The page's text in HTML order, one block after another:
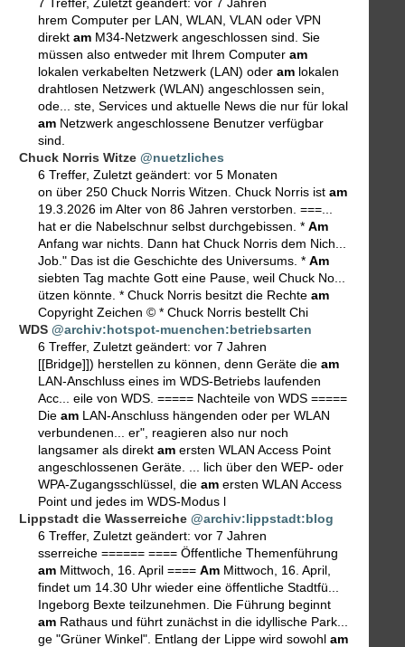
hrem Computer per LAN, WLAN, VLAN oder VPN
direkt am M34-Netzwerk angeschlossen sind. Sie
müssen also entweder mit Ihrem Computer am
lokalen verkabelten Netzwerk (LAN) oder am lokalen
drahtlosen Netzwerk (WLAN) angeschlossen sein,
ode... ste, Services und aktuelle News die nur für lokal
am Netzwerk angeschlossene Benutzer verfügbar
sind.
Chuck Norris Witze @nuetzliches
6 Treffer, Zuletzt geändert: vor 5 Monaten
on über 250 Chuck Norris Witzen. Chuck Norris ist am
19.3.2026 im Alter von 86 Jahren verstorben. ===...
hat er die Nabelschnur selbst durchgebissen. * Am
Anfang war nichts. Dann hat Chuck Norris dem Nich...
Job." Das ist die Geschichte des Universums. * Am
siebten Tag machte Gott eine Pause, weil Chuck No...
ützen könnte. * Chuck Norris besitzt die Rechte am
Copyright Zeichen © * Chuck Norris bestellt Chi
WDS @archiv:hotspot-muenchen:betriebsarten
6 Treffer, Zuletzt geändert: vor 7 Jahren
[[Bridge]]) herstellen zu können, denn Geräte die am
LAN-Anschluss eines im WDS-Betriebs laufenden
Acc... eile von WDS. ===== Nachteile von WDS =====
Die am LAN-Anschluss hängenden oder per WLAN
verbundenen... er", reagieren also nur noch
langsamer als direkt am ersten WLAN Access Point
angeschlossenen Geräte. ... lich über den WEP- oder
WPA-Zugangsschlüssel, die am ersten WLAN Access
Point und jedes im WDS-Modus l
Lippstadt die Wasserreiche @archiv:lippstadt:blog
6 Treffer, Zuletzt geändert: vor 7 Jahren
sserreiche ====== ==== Öffentliche Themenführung
am Mittwoch, 16. April ==== Am Mittwoch, 16. April,
findet um 14.30 Uhr wieder eine öffentliche Stadtfü...
Ingeborg Bexte teilzunehmen. Die Führung beginnt
am Rathaus und führt zunächst in die idyllische Park...
ge "Grüner Winkel". Entlang der Lippe wird sowohl am